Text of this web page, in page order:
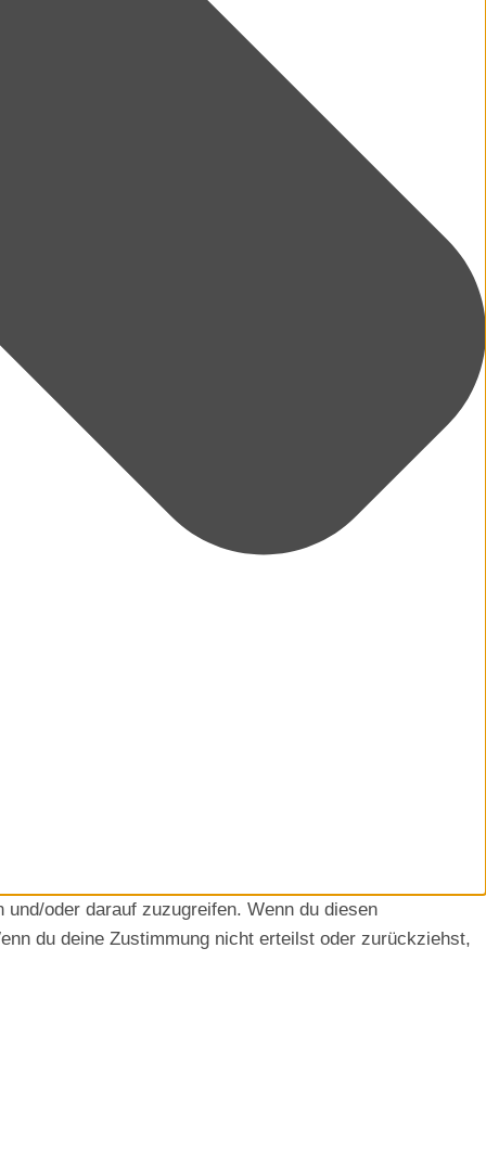
oder darauf zuzugreifen. Wenn du diesen
du deine Zustimmung nicht erteilst oder zurückziehst,